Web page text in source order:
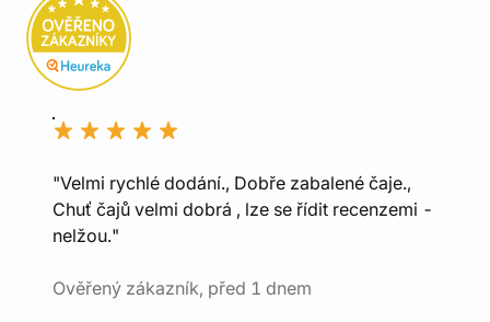
"Velmi rychlé dodání., Dobře zabalené čaje.,
Chuť čajů velmi dobrá , lze se řídit recenzemi -
nelžou."
Ověřený zákazník, před 1 dnem